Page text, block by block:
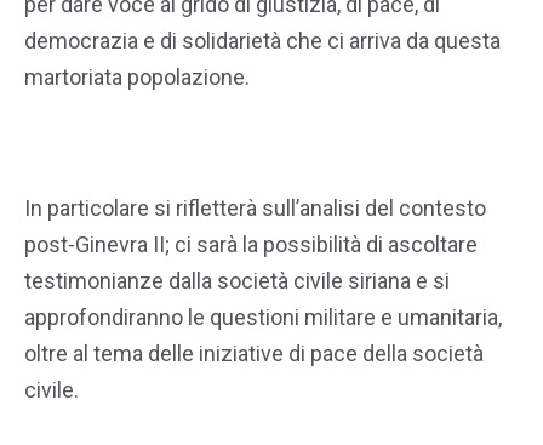
democrazia e di solidarietà che ci arriva da questa
martoriata popolazione.
In particolare si rifletterà sull’analisi del contesto
post-Ginevra II; ci sarà la possibilità di ascoltare
testimonianze dalla società civile siriana e si
approfondiranno le questioni militare e umanitaria,
oltre al tema delle iniziative di pace della società
civile.